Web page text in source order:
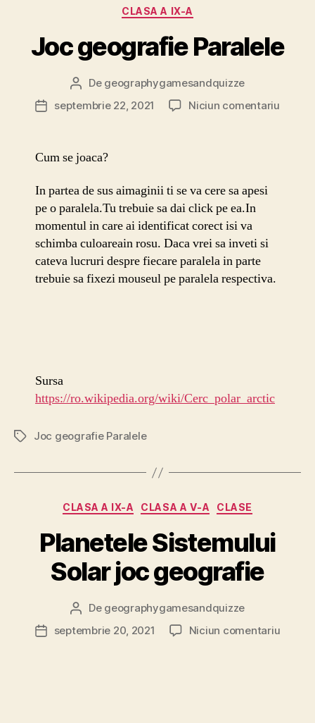
Categorii
CLASA A IX-A
Joc geografie Paralele
Autor
articol
De geographygamesandquizze
Datăseptembrie 22, 2021 Niciun comentariula
Cum se joaca?
In partea de sus aimaginii ti se va cere sa apesi
pe o paralela.Tu trebuie sa dai click pe ea.In
momentul in care ai identificat corect isi va
schimba culoareain rosu. Daca vrei sa inveti si
cateva lucruri despre fiecare paralela in parte
trebuie sa fixezi mouseul pe paralela respectiva.
Sursa
https://ro.wikipedia.org/wiki/Cerc_polar_arctic
EticheteJoc geografie Paralele
Categorii
CLASA A IX-A CLASA A V-A CLASE
Planetele Sistemului
Solar joc geografie
Autor
articol
De geographygamesandquizze
Datăseptembrie 20, 2021 Niciun comentariula